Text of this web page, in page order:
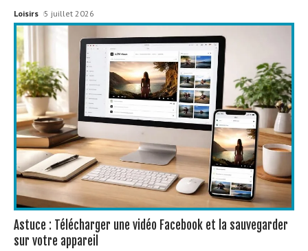
Loisirs 5 juillet 2026
Astuce : Télécharger une vidéo Facebook et la sauvegarder
sur votre appareil